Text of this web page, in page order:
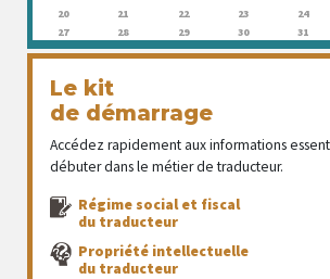
20
21 22 23 24
27
28 29 30 31
Le kit
de démarrage
Accédez rapidement aux informations
débuter dans le métier de traducteur.
Régime social et fiscal
du traducteur
Propriété intellectuelle
du traducteur